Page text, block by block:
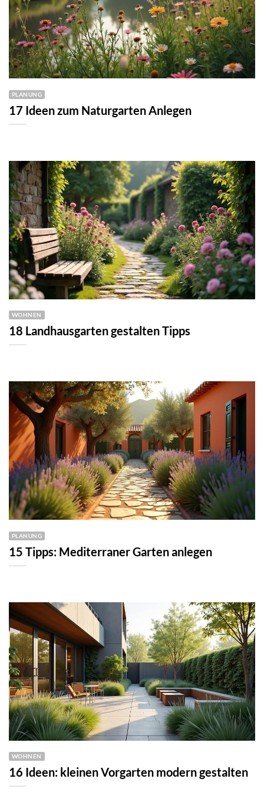
PLANUNG
17 Ideen zum Naturgarten Anlegen
WOHNEN
18 Landhausgarten gestalten Tipps
PLANUNG
15 Tipps: Mediterraner Garten anlegen
WOHNEN
16 Ideen: kleinen Vorgarten modern gestalten